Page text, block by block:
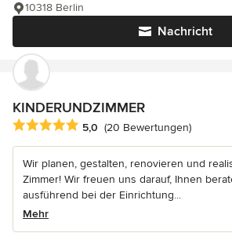
Nachricht
10318 Berlin
KINDERUNDZIMMER
Durchschnittliche Bewertung: 5 von 5
5,0 (20 Bewertungen)
Wir planen, gestalten, renovieren und
Zimmer! Wir freuen uns darauf, Ihnen
ausführend bei der Einrichtung...
Mehr